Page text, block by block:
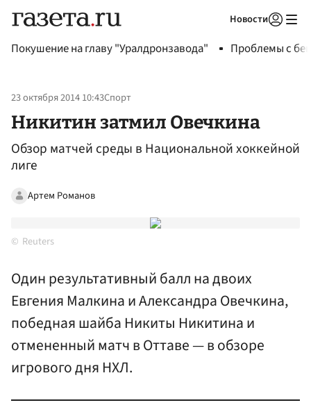
Новости
Покушение на главу "Уралдронзавода" Проблемы с
23 октября 2014 10:43Спорт
Никитин затмил Овечкина
Обзор матчей среды в Национальной хоккейной
лиге
Артем Романов
Reuters
Один результативный балл на двоих
Евгения Малкина и Александра Овечкина,
победная шайба Никиты Никитина и
отмененный матч в Оттаве — в обзоре
игрового дня НХЛ.